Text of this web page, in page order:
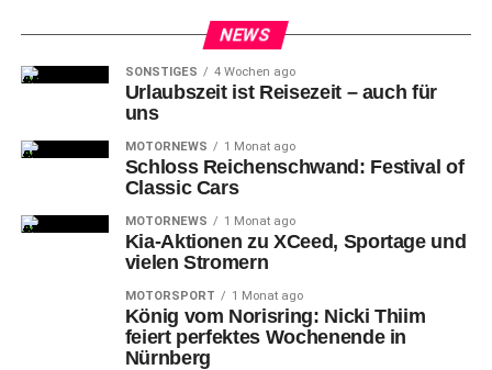
NEWS
SONSTIGES 4 Wochen ago
Urlaubszeit ist Reisezeit – auch für
uns
MOTORNEWS 1 Monat ago
Schloss Reichenschwand: Festival of
Classic Cars
MOTORNEWS 1 Monat ago
Kia-Aktionen zu XCeed, Sportage und
vielen Stromern
MOTORSPORT 1 Monat ago
König vom Norisring: Nicki Thiim
feiert perfektes Wochenende in
Nürnberg